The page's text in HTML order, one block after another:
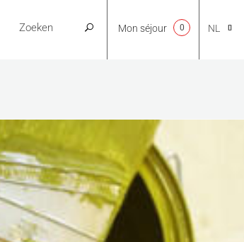
NL
Mon séjour 0